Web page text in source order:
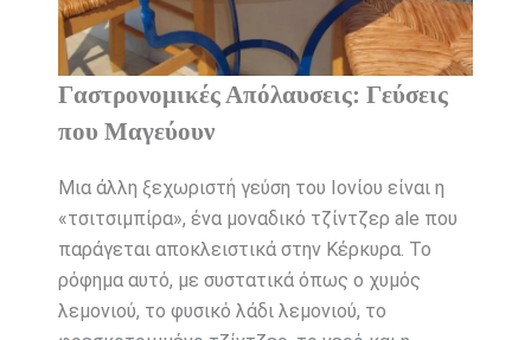
Γαστρονομικές Απόλαυσεις: Γεύσεις
που Μαγεύουν
Μια άλλη ξεχωριστή γεύση του Ιονίου είναι η
«τσιτσιμπίρα», ένα μοναδικό τζίντζερ ale που
παράγεται αποκλειστικά στην Κέρκυρα. Το
ρόφημα αυτό, με συστατικά όπως ο χυμός
λεμονιού, το φυσικό λάδι λεμονιού, το